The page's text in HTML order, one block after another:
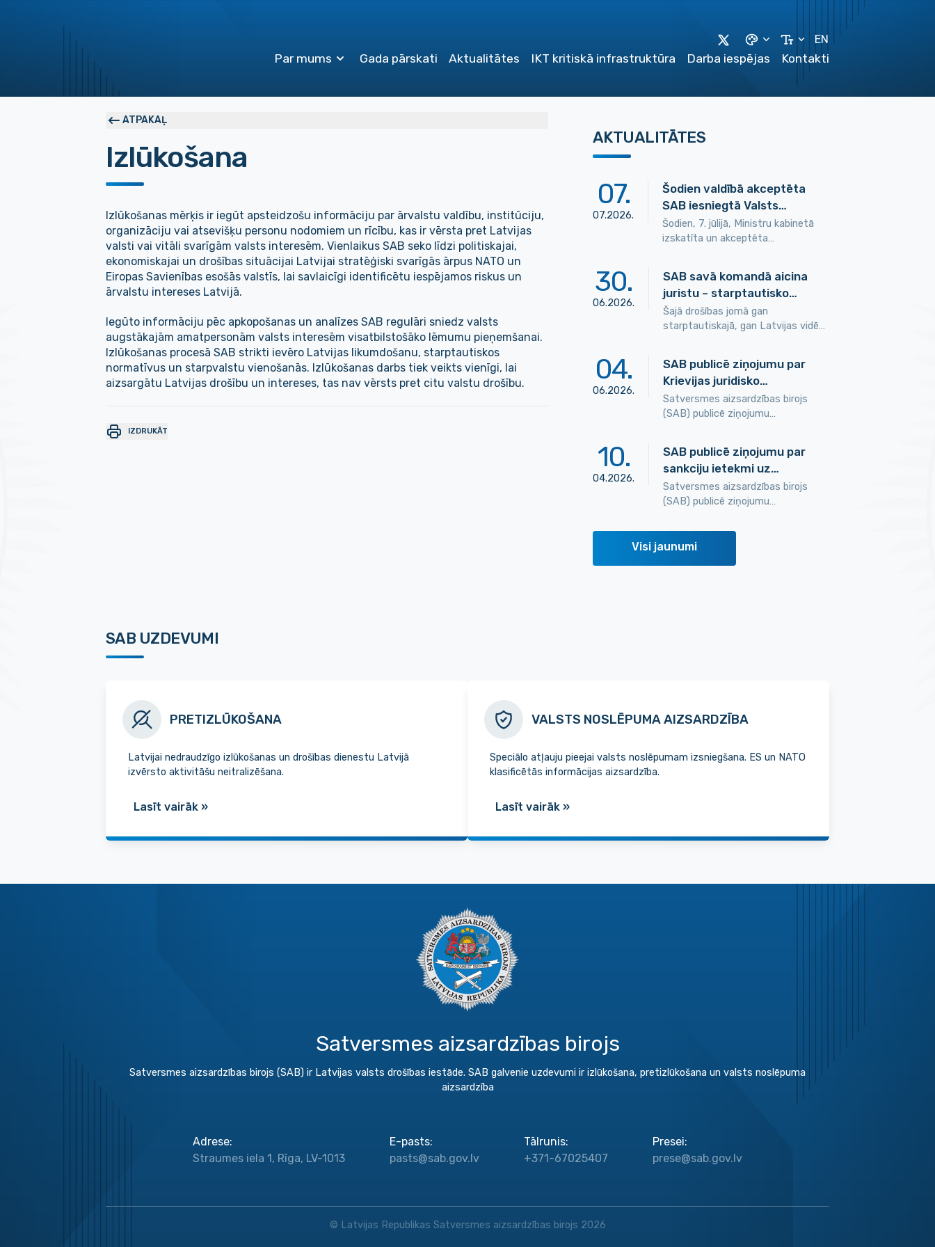
EN
Par mums Gada pārskati Aktualitātes IKT kritiskā infrastruktūra Darba iespējas Kontakti
ATPAKAĻ
Izlūkošana
Izlūkošanas mērķis ir iegūt apsteidzošu informāciju par ārvalstu valdību, institūciju,
organizāciju vai atsevišķu personu nodomiem un rīcību, kas ir vērsta pret Latvijas
valsti vai vitāli svarīgām valsts interesēm. Vienlaikus SAB seko līdzi politiskajai,
ekonomiskajai un drošības situācijai Latvijai stratēģiski svarīgās ārpus NATO un
Eiropas Savienības esošās valstīs, lai savlaicīgi identificētu iespējamos riskus un
ārvalstu intereses Latvijā.
Iegūto informāciju pēc apkopošanas un analīzes SAB regulāri sniedz valsts
augstākajām amatpersonām valsts interesēm visatbilstošāko lēmumu pieņemšanai.
Izlūkošanas procesā SAB strikti ievēro Latvijas likumdošanu, starptautiskos
normatīvus un starpvalstu vienošanās. Izlūkošanas darbs tiek veikts vienīgi, lai
aizsargātu Latvijas drošību un intereses, tas nav vērsts pret citu valstu drošību.
IZDRUKĀT
AKTUALITĀTES
07.
07.2026.
Šodien valdībā akceptēta
SAB iesniegtā Valsts…
Šodien, 7. jūlijā, Ministru kabinetā
izskatīta un akceptēta…
30.
06.2026.
SAB savā komandā aicina
juristu – starptautisko…
Šajā drošības jomā gan
starptautiskajā, gan Latvijas vidē…
04.
06.2026.
SAB publicē ziņojumu par
Krievijas juridisko…
Satversmes aizsardzības birojs
(SAB) publicē ziņojumu…
10.
04.2026.
SAB publicē ziņojumu par
sankciju ietekmi uz…
Satversmes aizsardzības birojs
(SAB) publicē ziņojumu…
Visi jaunumi
SAB UZDEVUMI
PRETIZLŪKOŠANA
Latvijai nedraudzīgo izlūkošanas un drošības dienestu Latvijā
izvērsto aktivitāšu neitralizēšana.
Lasīt vairāk »
VALSTS NOSLĒPUMA AIZSARDZĪBA
Speciālo atļauju pieejai valsts noslēpumam izsniegšana. ES un NATO
klasificētās informācijas aizsardzība.
Lasīt vairāk »
Satversmes aizsardzības birojs
Satversmes aizsardzības birojs (SAB) ir Latvijas valsts drošības iestāde. SAB galvenie uzdevumi ir izlūkošana, pretizlūkošana un valsts noslēpuma
aizsardzība
Adrese:
Straumes iela 1, Rīga, LV-1013
E-pasts:
pasts@sab.gov.lv
Tālrunis:
+371-67025407
Presei:
prese@sab.gov.lv
© Latvijas Republikas Satversmes aizsardzības birojs 2026